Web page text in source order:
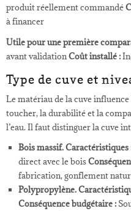
produit réellement commandé
à financer
Utile pour une première
avant validation Coût installé :
Type de cuve et
Le matériau de la cuve
toucher, la durabilité et la
l’eau. Il faut distinguer la cuve
Bois massif.Caractéristiques
direct avec le bois
fabrication, gonflement
Polypropylène.
Conséquence budgétaire :